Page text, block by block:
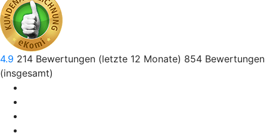
4.9 214 Bewertungen (letzte 12 Monate) 854 Bewertungen
(insgesamt)